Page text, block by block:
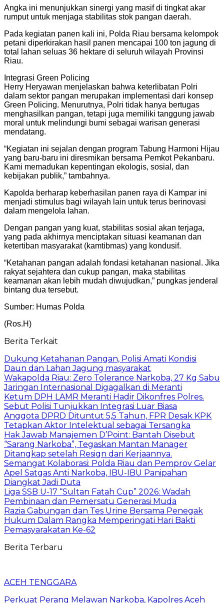
Angka ini menunjukkan sinergi yang masif di tingkat akar
rumput untuk menjaga stabilitas stok pangan daerah.
Pada kegiatan panen kali ini, Polda Riau bersama kelompok
petani diperkirakan hasil panen mencapai 100 ton jagung di
total lahan seluas 36 hektare di seluruh wilayah Provinsi
Riau.
Integrasi Green Policing
Herry Heryawan menjelaskan bahwa keterlibatan Polri
dalam sektor pangan merupakan implementasi dari konsep
Green Policing. Menurutnya, Polri tidak hanya bertugas
menghasilkan pangan, tetapi juga memiliki tanggung jawab
moral untuk melindungi bumi sebagai warisan generasi
mendatang.
“Kegiatan ini sejalan dengan program Tabung Harmoni Hijau
yang baru-baru ini diresmikan bersama Pemkot Pekanbaru.
Kami memadukan kepentingan ekologis, sosial, dan
kebijakan publik,” tambahnya.
Kapolda berharap keberhasilan panen raya di Kampar ini
menjadi stimulus bagi wilayah lain untuk terus berinovasi
dalam mengelola lahan.
Dengan pangan yang kuat, stabilitas sosial akan terjaga,
yang pada akhirnya menciptakan situasi keamanan dan
ketertiban masyarakat (kamtibmas) yang kondusif.
“Ketahanan pangan adalah fondasi ketahanan nasional. Jika
rakyat sejahtera dan cukup pangan, maka stabilitas
keamanan akan lebih mudah diwujudkan,” pungkas jenderal
bintang dua tersebut.
Sumber: Humas Polda
(Ros.H)
Berita Terkait
Dukung Ketahanan Pangan, Polisi Amati Kondisi
Daun dan Lahan Jagung masyarakat
Wakapolda Riau: Zero Tolerance Narkoba, 27 Kg Sabu
Jaringan Internasional Digagalkan di Meranti
Ketum DPH LAMR Meranti Hadir Dikonfres Polres.
Sebut Polisi Tunjukkan Integrasi Luar Biasa
Anggota DPRD Dituntut 5,5 Tahun, FPR Desak KPK
Tetapkan Aktor Intelektual sebagai Tersangka
Hak Jawab Manajemen D’Point: Bantah Disebut
“Sarang Narkoba”, Tegaskan Mantan Manager
Ditangkap setelah Resign dari Kerjaannya.
Semangat Kolaborasi: Polda Riau dan Pemprov Gelar
Apel Satgas Anti Narkoba, IBU-IBU Panipahan
Diangkat Jadi Duta
Liga SSB U-17 “Sultan Fatah Cup” 2026: Wadah
Pembinaan dan Pemersatu Generasi Muda
Razia Gabungan dan Tes Urine Bersama Penegak
Hukum Dalam Rangka Memperingati Hari Bakti
Pemasyarakatan Ke-62
Berita Terbaru
ACEH TENGGARA
Perkuat Perang Melawan Narkoba, Kapolres Aceh